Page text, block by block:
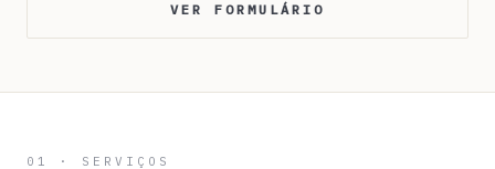
VER FORMULÁRIO
01 · SERVIÇOS